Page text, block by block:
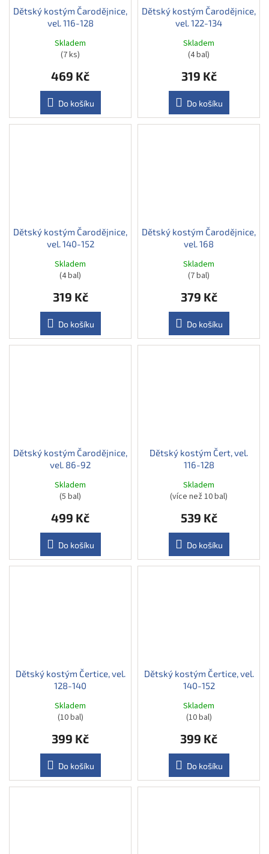
Dětský kostým Čarodějnice,
vel. 116-128
Skladem
(7 ks)
469 Kč
Do košíku
Dětský kostým Čarodějnice,
vel. 122-134
Skladem
(4 bal)
319 Kč
Do košíku
Dětský kostým Čarodějnice,
vel. 140-152
Skladem
(4 bal)
319 Kč
Do košíku
Dětský kostým Čarodějnice,
vel. 168
Skladem
(7 bal)
379 Kč
Do košíku
Dětský kostým Čarodějnice,
vel. 86-92
Skladem
(5 bal)
499 Kč
Do košíku
Dětský kostým Čert, vel.
116-128
Skladem
(více než 10 bal)
539 Kč
Do košíku
Dětský kostým Čertice, vel.
128-140
Skladem
(10 bal)
399 Kč
Do košíku
Dětský kostým Čertice, vel.
140-152
Skladem
(10 bal)
399 Kč
Do košíku